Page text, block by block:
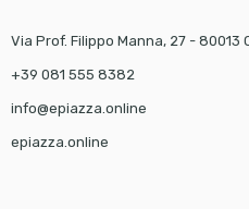
Via Prof. Filippo Manna, 27 - 80013
+39 081 555 8382
info@epiazza.online
epiazza.online